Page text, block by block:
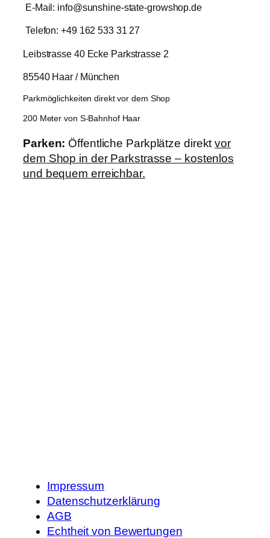
E-Mail: info@sunshine-state-growshop.de
Telefon: +49 162 533 31 27
Leibstrasse 40 Ecke Parkstrasse 2
85540 Haar / München
Parkmöglichkeiten direkt vor dem Shop
200 Meter von S-Bahnhof Haar
Parken: Öffentliche Parkplätze direktvor
dem Shop in der Parkstrasse – kostenlos
und bequem erreichbar.
Impressum
Datenschutzerklärung
AGB
Echtheit von Bewertungen